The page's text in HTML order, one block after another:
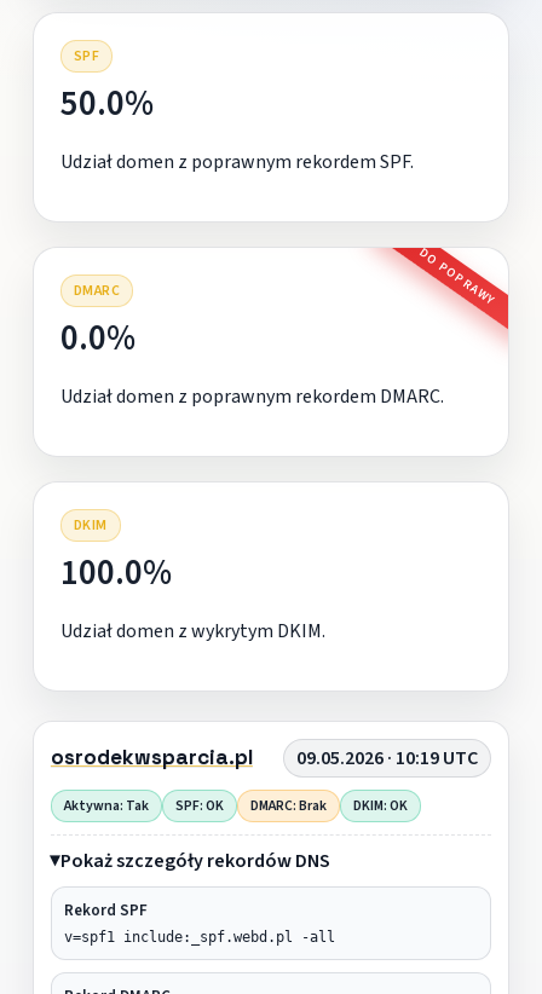
SPF
50.0%
Udział domen z poprawnym rekordem SPF.
DMARC DO POPRAWY
0.0%
Udział domen z poprawnym rekordem DMARC.
DKIM
100.0%
Udział domen z wykrytym DKIM.
osrodekwsparcia.pl 09.05.2026 · 10:19 UTC
Aktywna: Tak SPF: OK DMARC: Brak DKIM: OK
Pokaż szczegóły rekordów DNS
Rekord SPF
v=spf1 include:_spf.webd.pl -all